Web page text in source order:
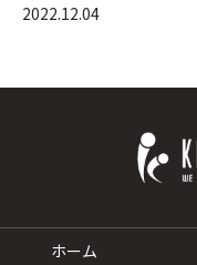
2022.12.04
ホーム